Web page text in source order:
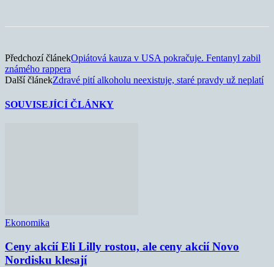
Předchozí článekOpiátová kauza v USA pokračuje. Fentanyl zabil
známého rappera
Další článekZdravé pití alkoholu neexistuje, staré pravdy už neplatí
SOUVISEJÍCÍ ČLÁNKY
Ekonomika
Ceny akcií Eli Lilly rostou, ale ceny akcií Novo
Nordisku klesají